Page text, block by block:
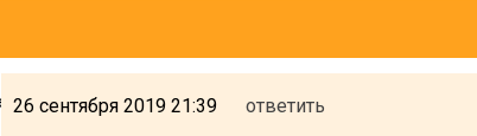
26 сентября 2019 21:39 ответить